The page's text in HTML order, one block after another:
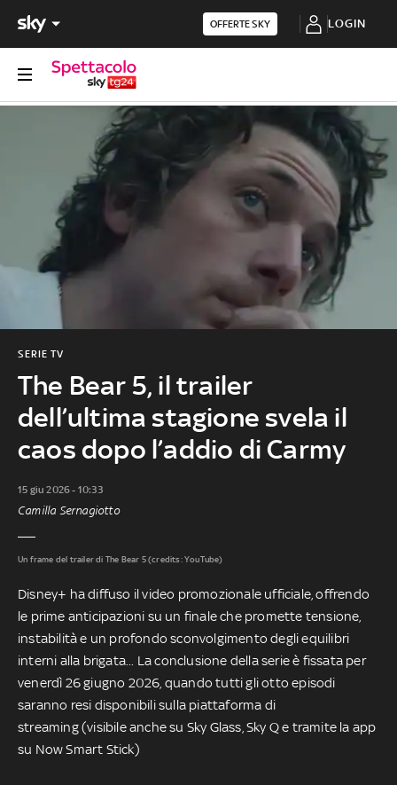
OFFERTE SKY LOGIN
The Bear 5, il trailer
dell’ultima stagione svela il
caos dopo l’addio di Carmy
SERIE TV
15 giu 2026 - 10:33
Camilla Sernagiotto
Un frame del trailer di The Bear 5 (credits: YouTube)
Disney+ ha diffuso il video promozionale ufficiale, offrendo
le prime anticipazioni su un finale che promette tensione,
instabilità e un profondo sconvolgimento degli equilibri
interni alla brigata... La conclusione della serie è fissata per
venerdì 26 giugno 2026, quando tutti gli otto episodi
saranno resi disponibili sulla piattaforma di
streaming (visibile anche su Sky Glass, Sky Q e tramite la app
su Now Smart Stick)